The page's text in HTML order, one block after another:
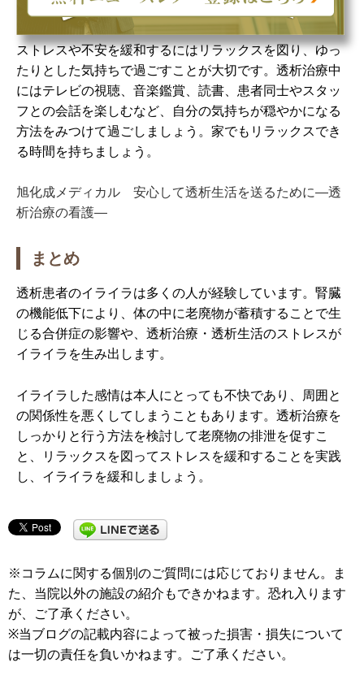
とでも不快、怒り、イライラを感じてしまします。
ストレスや不安を緩和するにはリラックスを図り、ゆっ
たりとした気持ちで過ごすことが大切です。透析治療中
にはテレビの視聴、音楽鑑賞、読書、患者同士やスタッ
フとの会話を楽しむなど、自分の気持ちが穏やかになる
方法をみつけて過ごしましょう。家でもリラックスでき
る時間を持ちましょう。
旭化成メディカル 安心して透析生活を送るために―透
析治療の看護―
まとめ
透析患者のイライラは多くの人が経験しています。腎臓
の機能低下により、体の中に老廃物が蓄積することで生
じる合併症の影響や、透析治療・透析生活のストレスが
イライラを生み出します。
イライラした感情は本人にとっても不快であり、周囲と
の関係性を悪くしてしまうこともあります。透析治療を
しっかりと行う方法を検討して老廃物の排泄を促すこ
と、リラックスを図ってストレスを緩和することを実践
し、イライラを緩和しましょう。
※コラムに関する個別のご質問には応じておりません。ま
た、当院以外の施設の紹介もできかねます。恐れ入ります
が、ご了承ください。
※当ブログの記載内容によって被った損害・損失について
は一切の責任を負いかねます。ご了承ください。